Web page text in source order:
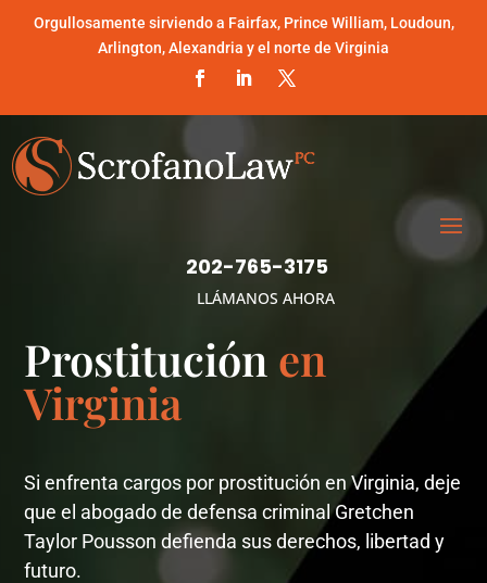
Orgullosamente sirviendo a Fairfax, Prince William, Loudoun,
Arlington, Alexandria y el norte de Virginia
202-765-3175
LLÁMANOS AHORA
Prostitución en
Virginia
Si enfrenta cargos por prostitución en Virginia, deje
que el abogado de defensa criminal Gretchen
Taylor Pousson defienda sus derechos, libertad y
futuro.